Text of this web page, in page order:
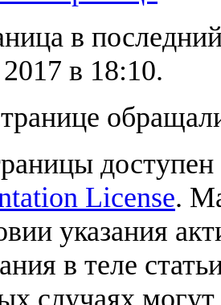
в
в 18:10.
License.
указания
в теле
случаях